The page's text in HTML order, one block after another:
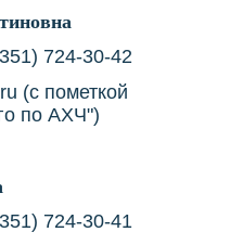
724-30-42
(с пометкой
по АХЧ")
724-30-41